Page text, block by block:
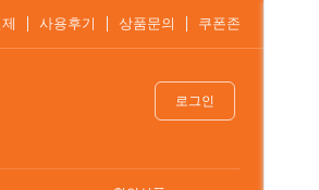
사용후기 상품문의 쿠폰존
로그인